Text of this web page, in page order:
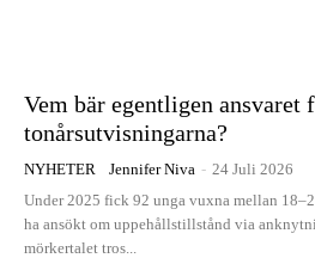
Vem bär egentligen ansvaret
tonårsutvisningarna?
NYHETER Jennifer Niva - 24 Juli 2026
Under 2025 fick 92 unga vuxna mellan
ha ansökt om uppehållstillstånd via
mörkertalet tros...